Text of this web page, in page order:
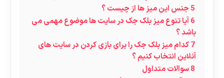
5 جنس این میز ها از چیست ؟
6آیا تنوع میز بلک جک در سایت ها موضوع مهمی می
باشد ؟
7کدام میز بلک جک را برای بازی کردن در سایت های
آنلاین انتخاب کنیم ؟
8سوالات متداول